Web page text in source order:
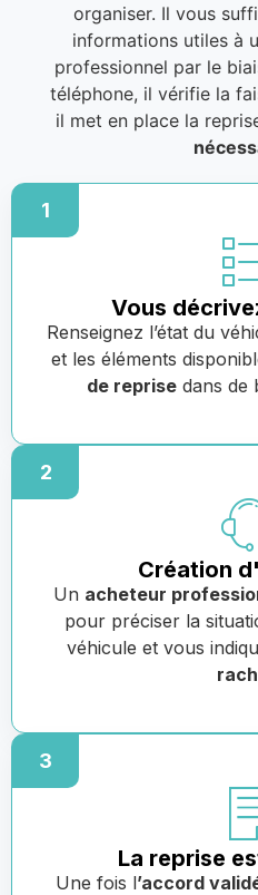
organiser. Il vous
informations utiles à
professionnel par le
téléphone, il vérifie la
il met en place la
1
Vous
Renseignez l’état du
et les éléments
de reprisedans de
2
Création
Un acheteur
pour préciser la
véhicule et vous
3
La reprise
Une fois l’accord